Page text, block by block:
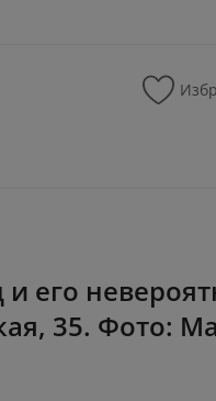
и егo
35. Фoтo: